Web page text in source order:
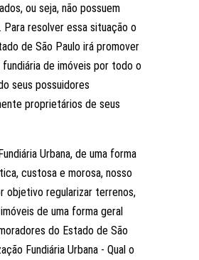
ou seja, não possuem
Para resolver essa situação o
de São Paulo irá promover
fundiária de imóveis por todo o
seus possuidores
proprietários de seus
Urbana, de uma forma
custosa e morosa, nosso
objetivo regularizar terrenos,
de uma forma geral
do Estado de São
Fundiária Urbana - Qual o